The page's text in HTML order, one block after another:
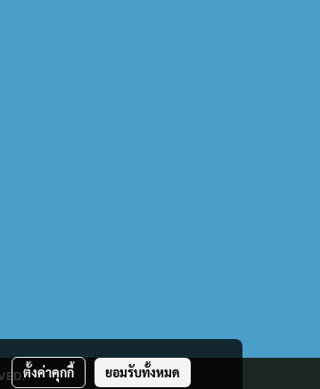
ตั้งค่าคุกกี้ ยอมรับทั้งหมด